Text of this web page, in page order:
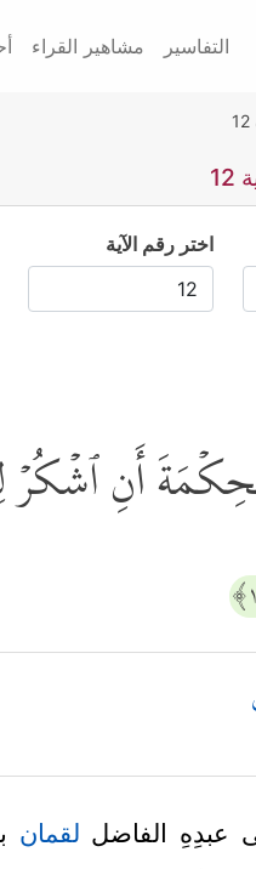
التفاسير مشاهير القراء
اختر رقم الآية
ٱلۡحِكۡمَةَ أَنِ
عبدِهِ الفاضل لقمان